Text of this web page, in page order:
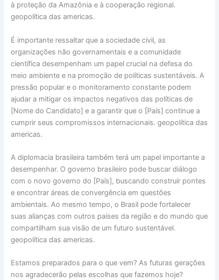
à proteção da Amazônia e à cooperação regional.
geopolítica das americas.
É importante ressaltar que a sociedade civil, as
organizações não governamentais e a comunidade
científica desempenham um papel crucial na defesa do
meio ambiente e na promoção de políticas sustentáveis. A
pressão popular e o monitoramento constante podem
ajudar a mitigar os impactos negativos das políticas de
[Nome do Candidato] e a garantir que o [País] continue a
cumprir seus compromissos internacionais. geopolítica das
americas.
A diplomacia brasileira também terá um papel importante a
desempenhar. O governo brasileiro pode buscar diálogo
com o novo governo do [País], buscando construir pontes
e encontrar áreas de convergência em questões
ambientais. Ao mesmo tempo, o Brasil pode fortalecer
suas alianças com outros países da região e do mundo que
compartilham sua visão de um futuro sustentável.
geopolítica das americas.
Estamos preparados para o que vem? As futuras gerações
nos agradecerão pelas escolhas que fazemos hoje?